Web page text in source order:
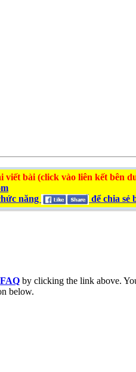
bài (click vào liên kết bên
năng để chia sẻ
FAQ by clicking the link above.
below.